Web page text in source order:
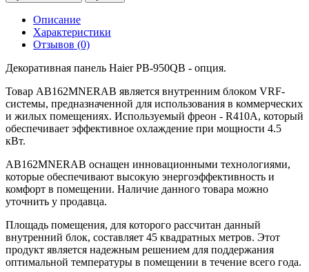
Описание
Характеристики
Отзывов (0)
Декоративная панель Haier РВ-950QB - опция.
Товар AB162MNERAB является внутренним блоком VRF-
системы, предназначенной для использования в коммерческих
и жилых помещениях. Используемый фреон - R410A, который
обеспечивает эффективное охлаждение при мощности 4.5
кВт.
AB162MNERAB оснащен инновационными технологиями,
которые обеспечивают высокую энергоэффективность и
комфорт в помещении. Наличие данного товара можно
уточнить у продавца.
Площадь помещения, для которого рассчитан данный
внутренний блок, составляет 45 квадратных метров. Этот
продукт является надежным решением для поддержания
оптимальной температуры в помещении в течение всего года.